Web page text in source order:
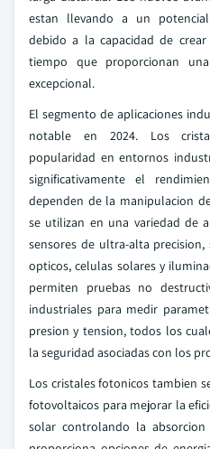
estan llevando a un
debido a la capacidad de
tiempo que proporcionan
excepcional.
El segmento de aplicaciones
notable en 2024. Los
popularidad en entornos
significativamente el
dependen de la manipulacion
se utilizan en una variedad de
sensores de ultra-alta
opticos, celulas solares y
permiten pruebas no
industriales para medir
presion y tension, todos los
la seguridad asociadas con los
Los cristales fotonicos tambien
fotovoltaicos para mejorar la
solar controlando la